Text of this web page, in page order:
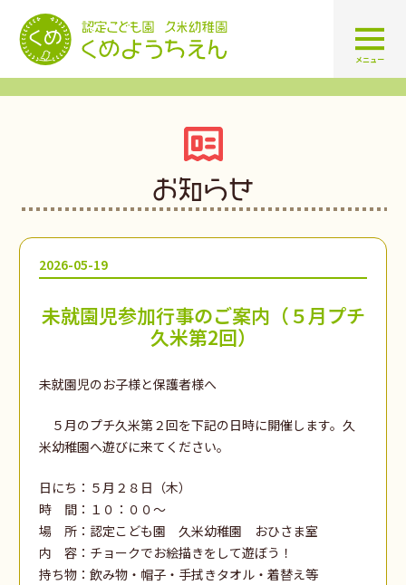
認定こども園 学校法人久米幼
メニュー
お知らせ
2026-05-19
未就園児参加行事のご案内（５月プチ
久米第2回）
未就園児のお子様と保護者様へ
５月のプチ久米第２回を下記の日時に開催します。久
米幼稚園へ遊びに来てください。
日にち：５月２８日（木）
時 間：１０：００～
場 所：認定こども園 久米幼稚園 おひさま室
内 容：チョークでお絵描きをして遊ぼう！
持ち物：飲み物・帽子・手拭きタオル・着替え等